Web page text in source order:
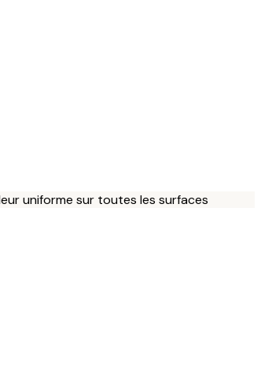
uniforme sur toutes les surfaces